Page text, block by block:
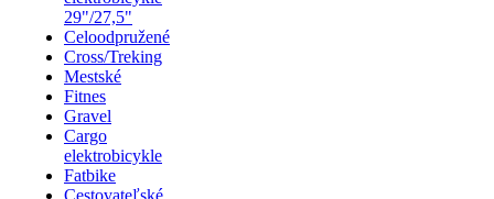
29"/27,5"
Celoodpružené
Cross/Treking
Mestské
Fitnes
Gravel
Cargo
elektrobicykle
Fatbike
Cestovateľské